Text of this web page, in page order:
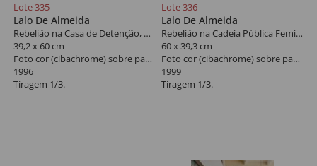
Lote 335
Lalo De Almeida
Rebelião na Casa de Detenção, São Paulo
39,2 x 60 cm
Foto cor (cibachrome) sobre papel
1996
Tiragem 1/3.
Lote 336
Lalo De Almeida
Rebelião na Cadeia Pública Feminina de Osasco - São Paulo
60 x 39,3 cm
Foto cor (cibachrome) sobre papel
1999
Tiragem 1/3.